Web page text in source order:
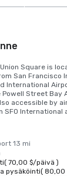
Square is
San Francisco
International
Street Bay
accessible by
SFO
in the Union
13 mi
( 70,00 $/päivä )
pysäköinti( 80,00